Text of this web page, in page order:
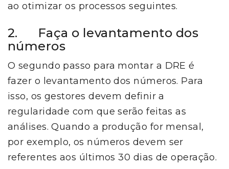
ao otimizar os processos seguintes.
2. Faça o levantamento dos
números
O segundo passo para montar a DRE é
fazer o levantamento dos números. Para
isso, os gestores devem definir a
regularidade com que serão feitas as
análises. Quando a produção for mensal,
por exemplo, os números devem ser
referentes aos últimos 30 dias de operação.